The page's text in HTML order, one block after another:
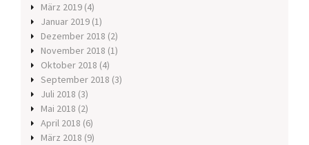
März 2019 (4)
Januar 2019 (1)
Dezember 2018 (2)
November 2018 (1)
Oktober 2018 (4)
September 2018 (3)
Juli 2018 (3)
Mai 2018 (2)
April 2018 (6)
März 2018 (9)